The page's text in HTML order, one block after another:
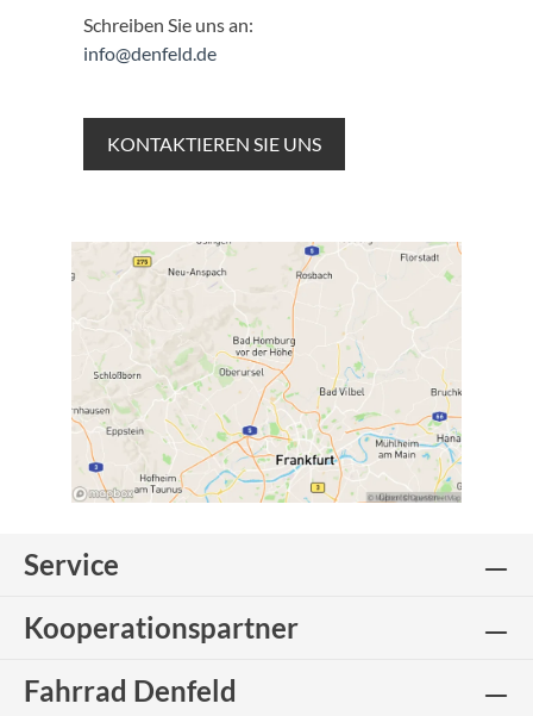
Schreiben Sie uns an:
info@denfeld.de
KONTAKTIEREN SIE UNS
Service
Kooperationspartner
Fahrrad Denfeld